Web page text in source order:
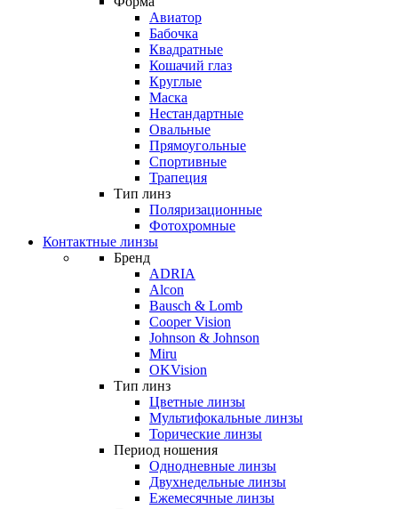
Авиатор
Бабочка
Квадратные
Кошачий глаз
Круглые
Маска
Нестандартные
Овальные
Прямоугольные
Спортивные
Трапеция
Тип линз
Поляризационные
Фотохромные
Контактные линзы
Бренд
ADRIA
Alcon
Bausch & Lomb
Cooper Vision
Johnson & Johnson
Miru
OKVision
Тип линз
Цветные линзы
Мультифокальные линзы
Торические линзы
Период ношения
Однодневные линзы
Двухнедельные линзы
Ежемесячные линзы